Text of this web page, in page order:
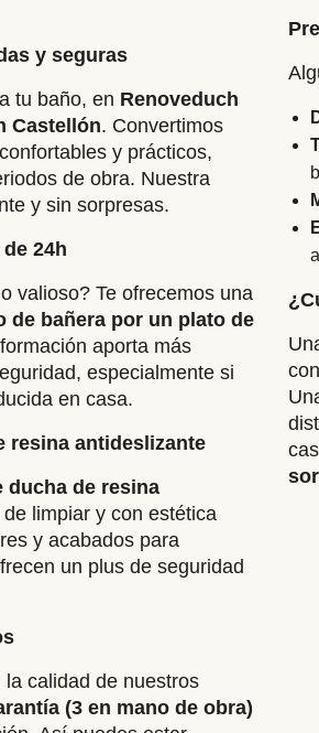
y seguras
tu baño, en Renoveduch
Castellón. Convertimos
y prácticos,
de obra. Nuestra
y sin sorpresas.
24h
valioso? Te ofrecemos una
de bañera por un plato de
aporta más
especialmente si
en casa.
resina antideslizante
ducha de resina
limpiar y con estética
y acabados para
un plus de seguridad
calidad de nuestros
(3 en mano de obra)